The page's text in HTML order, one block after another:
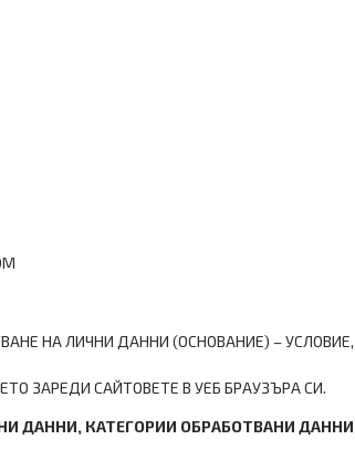
НА ЛИЧНИ ДАННИ (ОСНОВАНИЕ) –
ЗАРЕДИ САЙТОВЕТЕ В УЕБ БРАУЗЪРА СИ.
ДАННИ, КАТЕГОРИИ ОБРАБОТВАНИ